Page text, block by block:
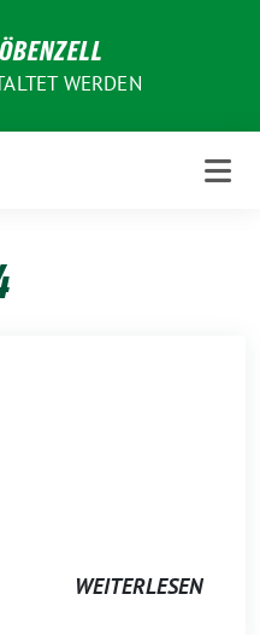
WERDEN
WEITERLESEN